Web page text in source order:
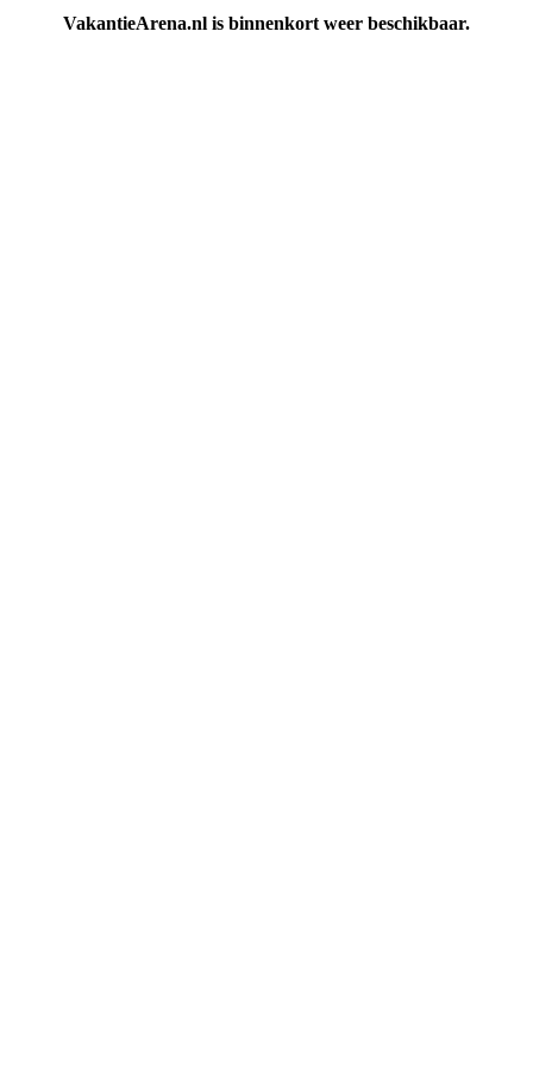
VakantieArena.nl is binnenkort weer beschikbaar.